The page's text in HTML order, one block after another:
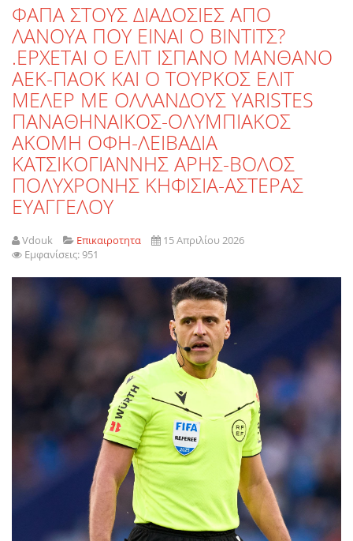
ΦΑΠΑ ΣΤΟΥΣ ΔΙΑΔΟΣΙΕΣ ΑΠΟ
ΛΑΝΟΥΑ ΠΟΥ ΕΙΝΑΙ Ο ΒΙΝΤΙΤΣ?
.ΕΡΧΕΤΑΙ Ο ΕΛΙΤ ΙΣΠΑΝΟ ΜΑΝΘΑΝΟ
ΑΕΚ-ΠΑΟΚ ΚΑΙ Ο ΤΟΥΡΚΟΣ ΕΛΙΤ
ΜΕΛΕΡ ΜΕ ΟΛΛΑΝΔΟΥΣ YARISTES
ΠΑΝΑΘΗΝΑΙΚΟΣ-ΟΛΥΜΠΙΑΚΟΣ
ΑΚΟΜΗ ΟΦΗ-ΛΕΙΒΑΔΙΑ
ΚΑΤΣΙΚΟΓΙΑΝΝΗΣ ΑΡΗΣ-ΒΟΛΟΣ
ΠΟΛΥΧΡΟΝΗΣ ΚΗΦΙΣΙΑ-ΑΣΤΕΡΑΣ
ΕΥΑΓΓΕΛΟΥ
Vdouk Επικαιροτητα
15 Απριλίου 2026
Εμφανίσεις: 951